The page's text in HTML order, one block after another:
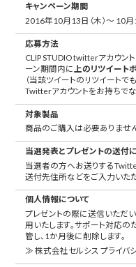
キャンペーン期間
2016年10月13日（木）～ 10月
応募方法
CLIP STUDIO twitterアカウント
ーン期間内に 上のリツイート
（当該ツイートのリツイートで
Twitterアカウントをお持ちで
対象製品
商品のご購入は必要ありません
当選発表とプレゼントの送付
当選者の方へお送りする
送付先住所などをご入力いただ
個人情報について
プレゼントの際に送信いただ
用いたします。サポート対応
管し、1か月後に削除します。
≫ 株式会社セルシス プライバ